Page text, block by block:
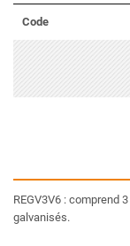
Code
REGV3V6 : comprend
galvanisés.